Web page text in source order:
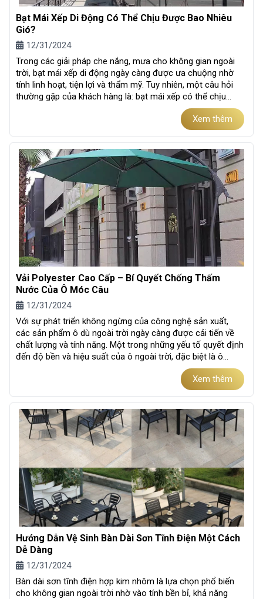
Bạt Mái Xếp Di Động Có Thể Chịu Được Bao Nhiêu
Gió?
12/31/2024
Trong các giải pháp che nắng, mưa cho không gian ngoài
trời, bạt mái xếp di động ngày càng được ưa chuộng nhờ
tính linh hoạt, tiện lợi và thẩm mỹ. Tuy nhiên, một câu hỏi
thường gặp của khách hàng là: bạt mái xếp có thể chịu
Xem thêm
Vải Polyester Cao Cấp – Bí Quyết Chống Thấm
Nước Của Ô Móc Câu
12/31/2024
Với sự phát triển không ngừng của công nghệ sản xuất,
các sản phẩm ô dù ngoài trời ngày càng được cải tiến về
chất lượng và tính năng. Một trong những yếu tố quyết định
đến độ bền và hiệu suất của ô ngoài trời, đặc biệt là ô
Xem thêm
Hướng Dẫn Vệ Sinh Bàn Dài Sơn Tĩnh Điện Một Cách
Dễ Dàng
12/31/2024
Bàn dài sơn tĩnh điện hợp kim nhôm là lựa chọn phổ biến
cho không gian ngoài trời nhờ vào tính bền bỉ, khả năng